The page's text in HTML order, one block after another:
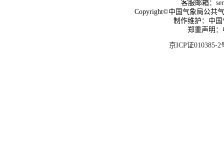
客服邮箱：
Copyright©中国气象局公共
制作维护：中
郑重声明
京ICP证010385-2